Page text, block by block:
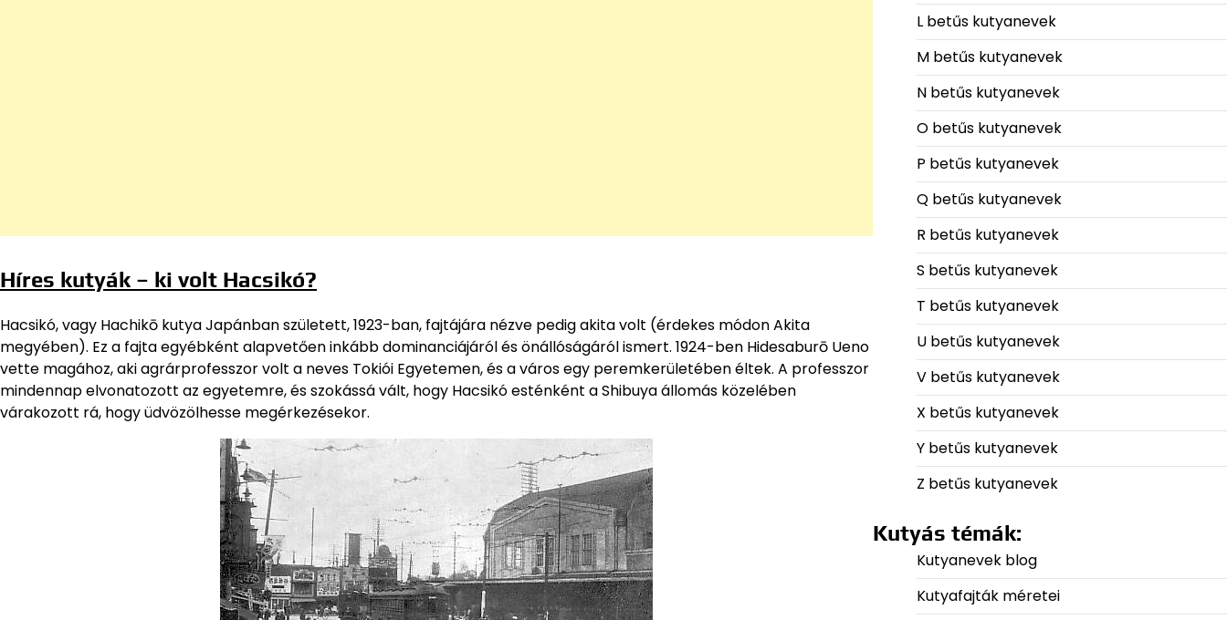
Híres kutyák – ki volt Hacsikó?
Hacsikó, vagy Hachikō kutya Japánban született, 1923-ban, fajtájára nézve pedig akita volt (érdekes módon Akita
megyében). Ez a fajta egyébként alapvetően inkább dominanciájáról és önállóságáról ismert. 1924-ben Hidesaburō Ueno
vette magához, aki agrárprofesszor volt a neves Tokiói Egyetemen, és a város egy peremkerületében éltek. A professzor
mindennap elvonatozott az egyetemre, és szokássá vált, hogy Hacsikó esténként a Shibuya állomás közelében
várakozott rá, hogy üdvözölhesse megérkezésekor.
L betűs kutyanevek
M betűs kutyanevek
N betűs kutyanevek
O betűs kutyanevek
P betűs kutyanevek
Q betűs kutyanevek
R betűs kutyanevek
S betűs kutyanevek
T betűs kutyanevek
U betűs kutyanevek
V betűs kutyanevek
X betűs kutyanevek
Y betűs kutyanevek
Z betűs kutyanevek
Kutyás témák:
Kutyanevek blog
Kutyafajták méretei